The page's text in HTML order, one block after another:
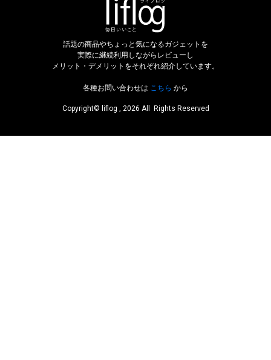
話題の商品やちょっと気になるガジェットを
実際に継続利用しながらレビューし
メリット・デメリットをそれぞれ紹介しています。
各種お問い合わせは こちら から
Copyright© liflog , 2026 All Rights Reserved